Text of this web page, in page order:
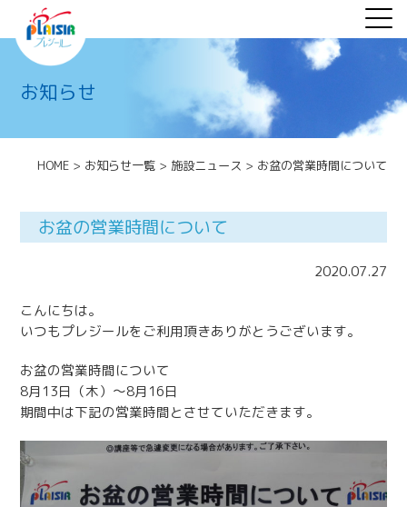
お知らせ
HOME> お知らせ一覧> 施設ニュース > お盆の営業時間について
お盆の営業時間について
2020.07.27
こんにちは。
いつもプレジールをご利用頂きありがとうございます。
お盆の営業時間について
8月13日（木）～8月16日
期間中は下記の営業時間とさせていただきます。